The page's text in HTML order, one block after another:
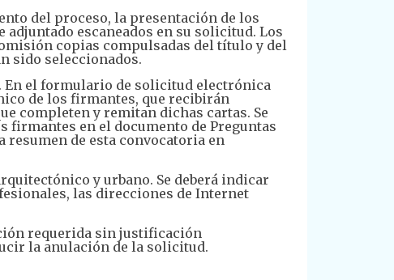
del proceso, la presentación de los
escaneados en su solicitud. Los
copias compulsadas del título y del
sido seleccionados.
En el formulario de solicitud electrónica
de los firmantes, que recibirán
completen y remitan dichas cartas. Se
en el documento de Preguntas
resumen de esta convocatoria en
y urbano. Se deberá indicar
las direcciones de Internet
requerida sin justificación
la anulación de la solicitud.